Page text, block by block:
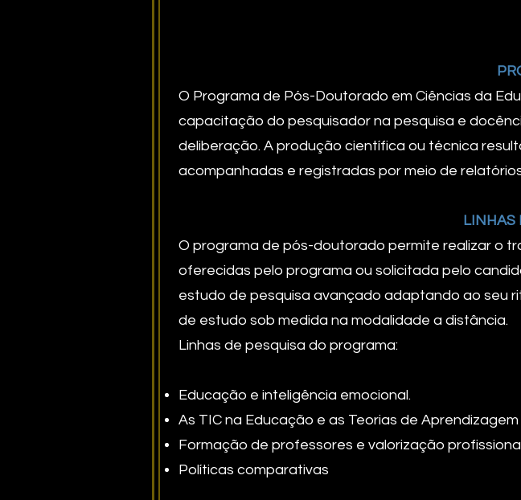
O Programa de Pós-Doutorado em Ciências da
capacitação do pesquisador na pesquisa e
deliberação. A produção científica ou técnica
acompanhadas e registradas por meio de
LINHAS
O programa de pós-doutorado permite realizar o
oferecidas pelo programa ou solicitada pelo
estudo de pesquisa avançado adaptando ao seu
de estudo sob medida na modalidade a distância.
Linhas de pesquisa do programa:
Educação e inteligência emocional.
As TIC na Educação e as Teorias de Aprendizagem
Formação de professores e valorização
Políticas comparativas